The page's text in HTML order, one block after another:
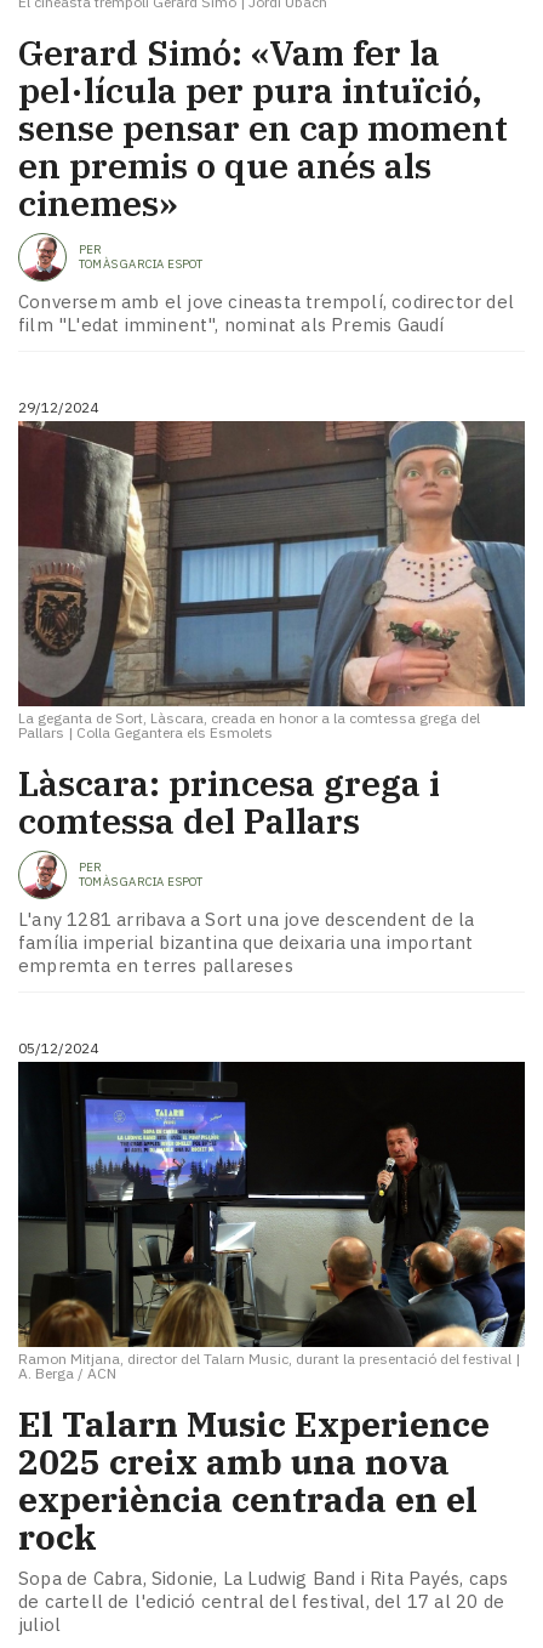
Gerard Simó: «Vam fer la
pel·lícula per pura intuïció,
sense pensar en cap moment
en premis o que anés als
cinemes»
PER
TOMÀS GARCIA ESPOT
Conversem amb el jove cineasta trempolí, codirector del
film "L'edat imminent", nominat als Premis Gaudí
29/12/2024
La geganta de Sort, Làscara, creada en honor a la comtessa grega del
Pallars | Colla Gegantera els Esmolets
Làscara: princesa grega i
comtessa del Pallars
PER
TOMÀS GARCIA ESPOT
L'any 1281 arribava a Sort una jove descendent de la
família imperial bizantina que deixaria una important
empremta en terres pallareses
05/12/2024
Ramon Mitjana, director del Talarn Music, durant la presentació del festival |
A. Berga / ACN
El Talarn Music Experience
2025 creix amb una nova
experiència centrada en el
rock
Sopa de Cabra, Sidonie, La Ludwig Band i Rita Payés, caps
de cartell de l'edició central del festival, del 17 al 20 de
juliol